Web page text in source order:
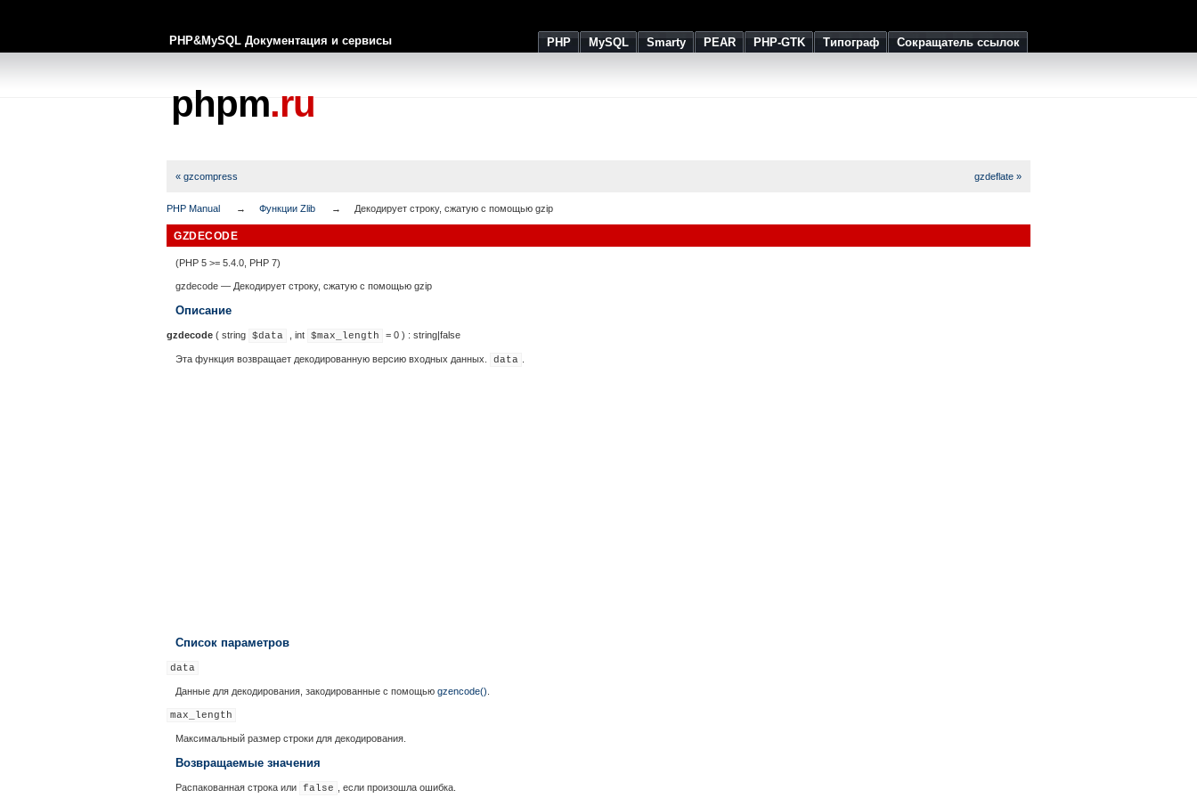
PHP&MySQL Документация и сервисы PHP MySQL Smarty PEAR PHP-GTK Типограф Сокращатель ссылок
phpm.ru
« gzcompress gzdeflate »
PHP Manual Функции Zlib Декодирует строку, сжатую с помощью gzip
GZDECODE
(PHP 5 >= 5.4.0, PHP 7)
gzdecode — Декодирует строку, сжатую с помощью gzip
Описание
gzdecode ( string $data int $max_length = 0 ) : string|false
Эта функция возвращает декодированную версию входных данных. data
Список параметров
data
Данные для декодирования, закодированные с помощью gzencode()
max_length
Максимальный размер строки для декодирования.
Возвращаемые значения
Распакованная строка или false , если произошла ошибка.